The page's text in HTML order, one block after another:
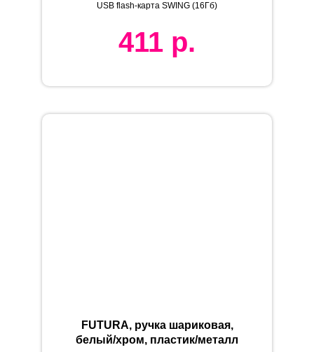
USB flash-карта SWING (16Гб)
411 р.
FUTURA, ручка шариковая,
белый/хром, пластик/металл